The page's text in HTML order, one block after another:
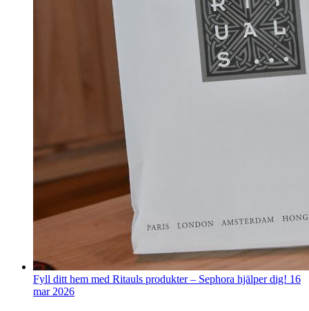
Fyll ditt hem med Ritauls produkter – Sephora hjälper dig! 16
mar 2026